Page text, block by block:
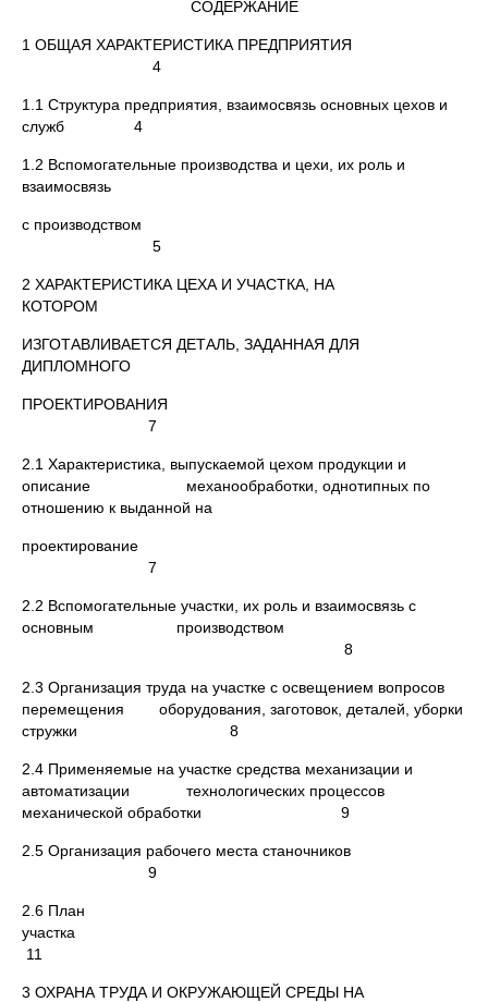
СОДЕРЖАНИЕ
1 ОБЩАЯ ХАРАКТЕРИСТИКА ПРЕДПРИЯТИЯ
4
1.1 Структура предприятия, взаимосвязь основных цехов и
служб 4
1.2 Вспомогательные производства и цехи, их роль и
взаимосвязь
с производством
5
2 ХАРАКТЕРИСТИКА ЦЕХА И УЧАСТКА, НА
КОТОРОМ
ИЗГОТАВЛИВАЕТСЯ ДЕТАЛЬ, ЗАДАННАЯ ДЛЯ
ДИПЛОМНОГО
ПРОЕКТИРОВАНИЯ
7
2.1 Характеристика, выпускаемой цехом продукции и
описание механообработки, однотипных по
отношению к выданной на
проектирование
7
2.2 Вспомогательные участки, их роль и взаимосвязь с
основным производством
8
2.3 Организация труда на участке с освещением вопросов
перемещения оборудования, заготовок, деталей, уборки
стружки 8
2.4 Применяемые на участке средства механизации и
автоматизации технологических процессов
механической обработки 9
2.5 Организация рабочего места станочников
9
2.6 План
11
3 ОХРАНА ТРУДА И ОКРУЖАЮЩЕЙ СРЕДЫ НА